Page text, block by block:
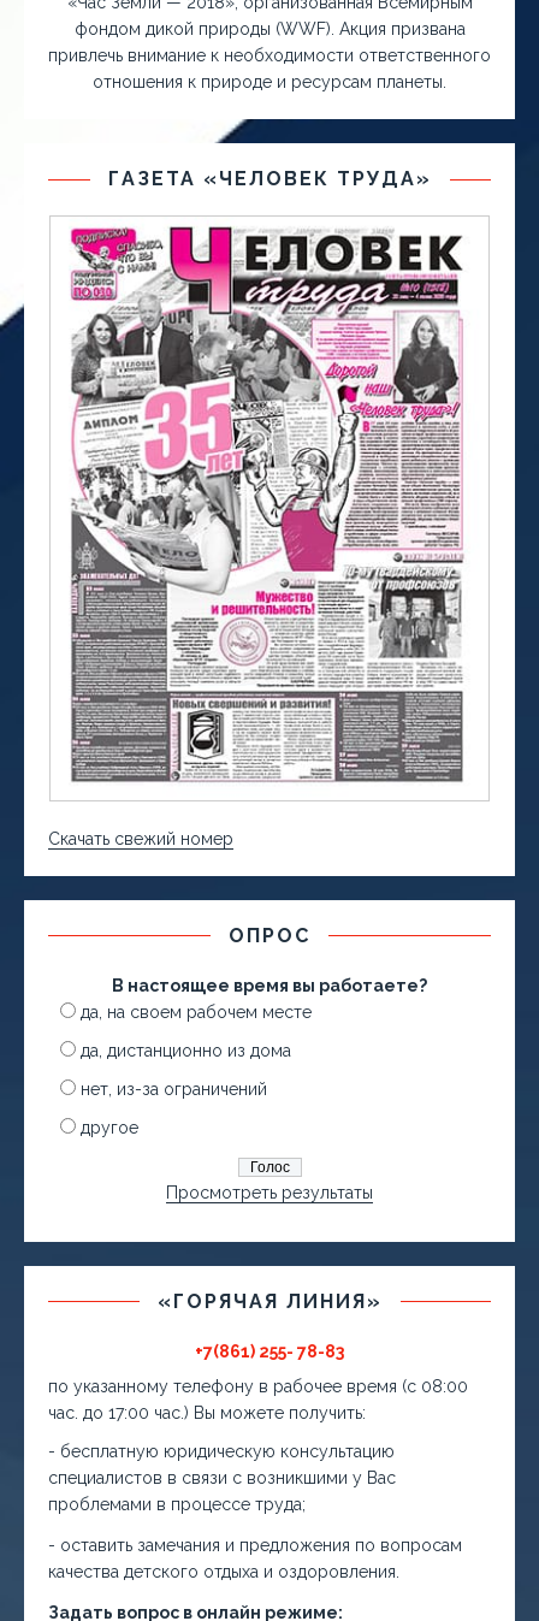
фондом дикой природы (WWF). Акция призвана
привл­ечь внимание к необх­одимости ответственн­ого
отношения к прир­оде и ресурсам плане­ты.
ГАЗЕТА «ЧЕЛОВЕК ТРУДА»
Скачать свежий номер
ОПРОС
В настоящее время вы работаете?
да, на своем рабочем месте
да, дистанционно из дома
нет, из-за ограничений
другое
Просмотреть результаты
«ГОРЯЧАЯ ЛИНИЯ»
+7(861) 255- 78-83
по указанному телефону в рабочее время (с 08:00
час. до 17:00 час.) Вы можете получить:
- бесплатную юридическую консультацию
специалистов в связи с возникшими у Вас
проблемами в процессе труда;
- оставить замечания и предложения по вопросам
качества детского отдыха и оздоровления.
Задать вопрос в онлайн режиме: